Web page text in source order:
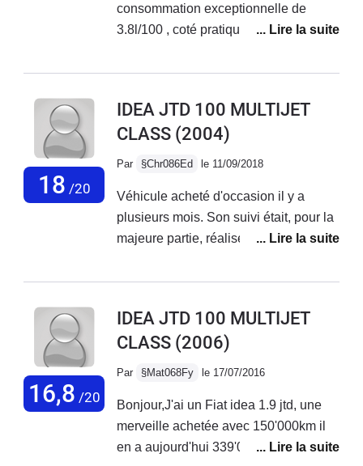
consommation exceptionnelle de
3.8l/100 , coté pratique avec les sièges
peu onéreux. Mauvaise tenue de route
et pneus de marque . A 200 000 KMS
la chaine de distribution a cassé , j'ai
kilométrage OU SI vous souhaitez
l'acquisition de ce modèle ( jtd multijet)
.De mémoire FIAT préconise 220 000
18 /20
IDEA JTD 100 MULTIJET
CLASS (2004)
Par §Chr086Ed le 11/09/2018
Véhicule acheté d'occasion il y a
plusieurs mois. Son suivi était, pour la
majeure partie, réalisé chez Fiat.
160000 kms). Voiture très confortable,
plutôt bien d'avoir un plafond haut.
Motorisation suffisante (un peu plus de
Dépassements sécurisés car la Fiat
idea, dans ce modèle, a de la reprise
et c'est très agréable. Consommation
16,8 /20
IDEA JTD 100 MULTIJET
CLASS (2006)
Par §Mat068Fy le 17/07/2016
Bonjour,J'ai un Fiat idea 1.9 jtd, une
merveille achetée avec 150'000km il
en a aujourd'hui 339'000 km. Pièces